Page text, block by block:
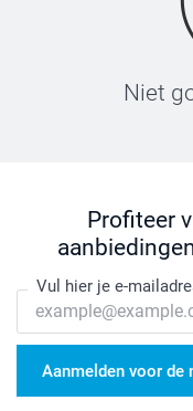
Niet
Profiteer
Vul hier je e-
Aanmelden voor de